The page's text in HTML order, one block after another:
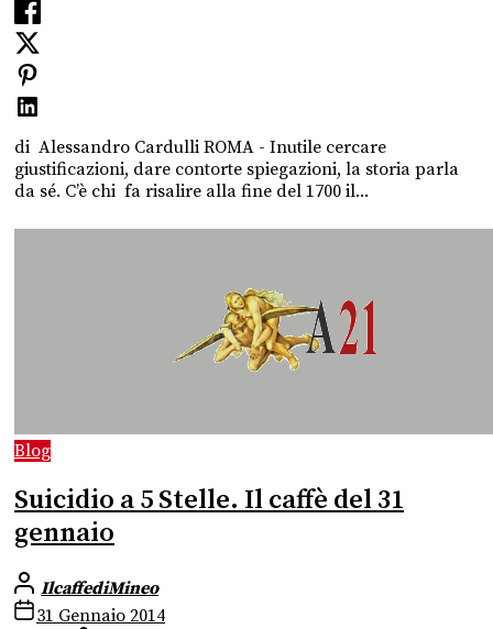
di Alessandro Cardulli ROMA - Inutile cercare
giustificazioni, dare contorte spiegazioni, la storia parla
da sé. C’è chi fa risalire alla fine del 1700 il...
Blog
Suicidio a 5 Stelle. Il caffè del 31
gennaio
IlcaffediMineo
31 Gennaio 2014